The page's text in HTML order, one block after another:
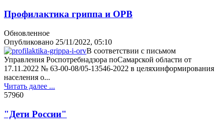
Профилактика гриппа и ОРВ
Обновленное
Опубликовано 25/11/2022, 05:10
В соответствии с письмом
Управления Роспотребнадзора поСамарской области от
17.11.2022 № 63-00-08/05-13546-2022 в целяхинформирования
населения о...
Читать далее ...
57960
"Дети России"